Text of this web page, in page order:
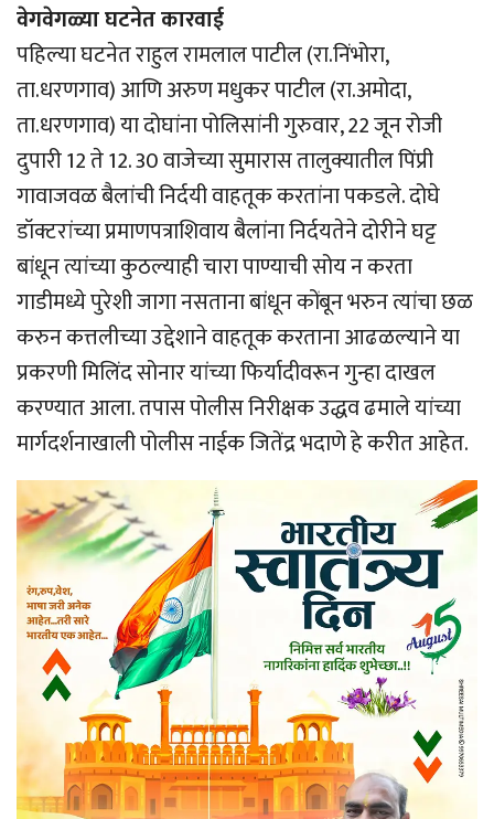
वेगवेगळ्या घटनेत कारवाई
पहिल्या घटनेत राहुल रामलाल पाटील (रा.निंभोरा,
ता.धरणगाव) आणि अरुण मधुकर पाटील (रा.अमोदा,
ता.धरणगाव) या दोघांना पोलिसांनी गुरुवार, 22 जून रोजी
दुपारी 12 ते 12. 30 वाजेच्या सुमारास तालुक्यातील पिंप्री
गावाजवळ बैलांची निर्दयी वाहतूक करतांना पकडले. दोघे
डॉक्टरांच्या प्रमाणपत्राशिवाय बैलांना निर्दयतेने दोरीने घट्ट
बांधून त्यांच्या कुठल्याही चारा पाण्याची सोय न करता
गाडीमध्ये पुरेशी जागा नसताना बांधून कोंबून भरुन त्यांचा छळ
करुन कत्तलीच्या उद्देशाने वाहतूक करताना आढळल्याने या
प्रकरणी मिलिंद सोनार यांच्या फिर्यादीवरून गुन्हा दाखल
करण्यात आला. तपास पोलीस निरीक्षक उद्धव ढमाले यांच्या
मार्गदर्शनाखाली पोलीस नाईक जितेंद्र भदाणे हे करीत आहेत.